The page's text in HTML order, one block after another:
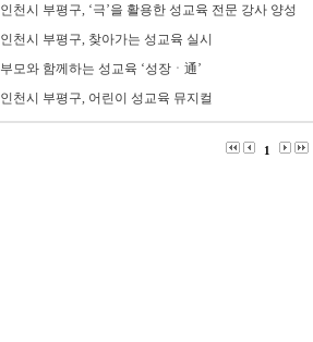
인천시 부평구, ‘극’을 활용한 성교육 전문 강사 양성
인천시 부평구, 찾아가는 성교육 실시
부모와 함께하는 성교육 ‘성장ㆍ通’
인천시 부평구, 어린이 성교육 뮤지컬
1